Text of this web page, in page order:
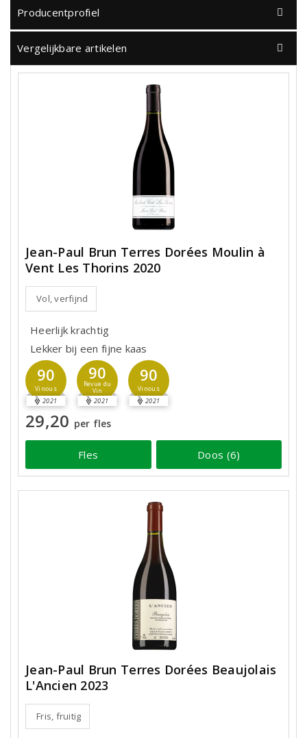
Producentprofiel
Vergelijkbare artikelen
Jean-Paul Brun Terres Dorées Moulin à
Vent Les Thorins 2020
Vol, verfijnd
Heerlijk krachtig
Lekker bij een fijne kaas
90
Vinous
2021
90
Revue du
Vin
2021
90
Vinous
2021
29,20 per fles
Fles Doos (6)
Jean-Paul Brun Terres Dorées Beaujolais
L'Ancien 2023
Fris, fruitig